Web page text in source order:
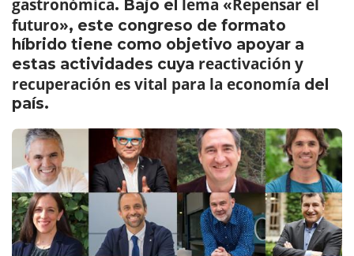
gastronómica. Bajo el lema «Repensar el
futuro», este congreso de formato
híbrido tiene como objetivo apoyar a
estas actividades cuya reactivación y
recuperación es vital para la economía del
país.